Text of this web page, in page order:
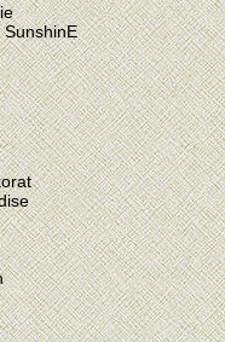
SunshinE